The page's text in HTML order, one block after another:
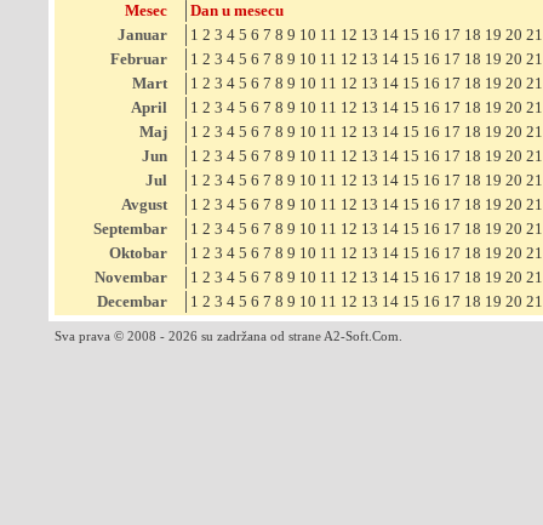
Mesec
Dan u mesecu
Januar
1 2 3 4 5 6 7 8 9 10 11 12 13 14 15 16 17 18 19 20 21
Februar
1 2 3 4 5 6 7 8 9 10 11 12 13 14 15 16 17 18 19 20 21
Mart
1 2 3 4 5 6 7 8 9 10 11 12 13 14 15 16 17 18 19 20 21
April
1 2 3 4 5 6 7 8 9 10 11 12 13 14 15 16 17 18 19 20 21
Maj
1 2 3 4 5 6 7 8 9 10 11 12 13 14 15 16 17 18 19 20 21
Jun
1 2 3 4 5 6 7 8 9 10 11 12 13 14 15 16 17 18 19 20 21
Jul
1 2 3 4 5 6 7 8 9 10 11 12 13 14 15 16 17 18 19 20 21
Avgust
1 2 3 4 5 6 7 8 9 10 11 12 13 14 15 16 17 18 19 20 21
Septembar
1 2 3 4 5 6 7 8 9 10 11 12 13 14 15 16 17 18 19 20 21
Oktobar
1 2 3 4 5 6 7 8 9 10 11 12 13 14 15 16 17 18 19 20 21
Novembar
1 2 3 4 5 6 7 8 9 10 11 12 13 14 15 16 17 18 19 20 21
Decembar
1 2 3 4 5 6 7 8 9 10 11 12 13 14 15 16 17 18 19 20 21
Sva prava © 2008 - 2026 su zadržana od strane A2-Soft.Com.